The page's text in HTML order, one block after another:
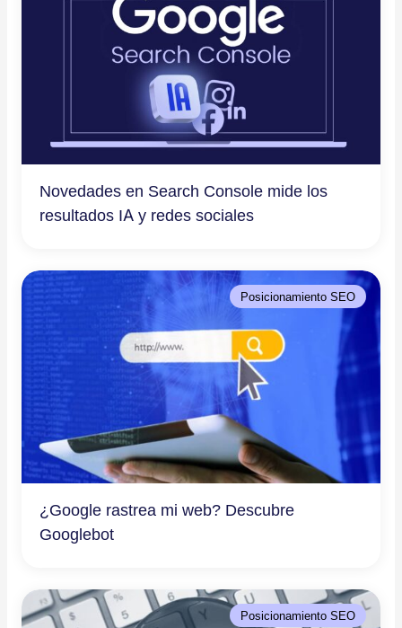
Novedades en Search Console mide los
resultados IA y redes sociales
Posicionamiento SEO
¿Google rastrea mi web? Descubre
Googlebot
Posicionamiento SEO